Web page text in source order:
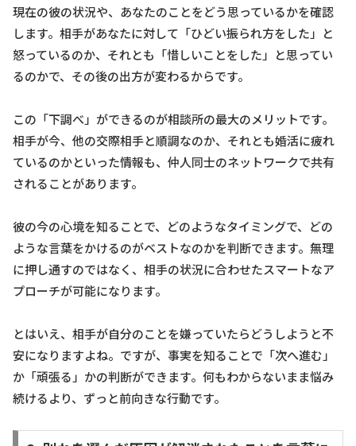
現在の彼の状況や、あなたのことをどう思っているかを確認
します。相手があなたに対して「ひどい振られ方をした」と
怒っているのか、それとも「惜しいことをした」と思ってい
るのかで、その後の出方が変わるからです。
この「下調べ」ができるのが相談所の最大のメリットです。
相手が今、他の交際相手と順調なのか、それとも婚活に疲れ
ているのかといった情報も、仲人同士のネットワークで共有
されることがあります。
彼の今の心境を知ることで、どのようなタイミングで、どの
ような言葉をかけるのがベストなのかを判断できます。無理
に押し通すのではなく、相手の状況に合わせたスマートなア
プローチが可能になります。
とはいえ、相手が自分のことを嫌っていたらどうしようと不
安になりますよね。ですが、事実を知ることで「次へ進む」
か「頑張る」かの判断ができます。何もわからないまま悩み
続けるより、ずっと前向きな行動です。